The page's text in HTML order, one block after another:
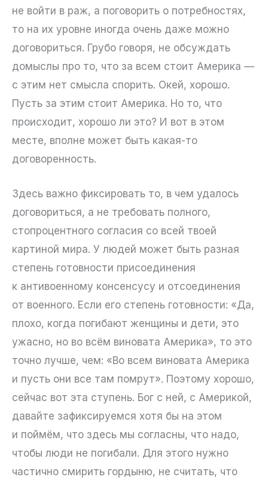
не войти в раж, а поговорить о потребностях,
то на их уровне иногда очень даже можно
договориться. Грубо говоря, не обсуждать
домыслы про то, что за всем стоит Америка —
с этим нет смысла спорить. Окей, хорошо.
Пусть за этим стоит Америка. Но то, что
происходит, хорошо ли это? И вот в этом
месте, вполне может быть какая-то
договоренность.
Здесь важно фиксировать то, в чем удалось
договориться, а не требовать полного,
стопроцентного согласия со всей твоей
картиной мира. У людей может быть разная
степень готовности присоединения
к антивоенному консенсусу и отсоединения
от военного. Если его степень готовности: «Да,
плохо, когда погибают женщины и дети, это
ужасно, но во всём виновата Америка», то это
точно лучше, чем: «Во всем виновата Америка
и пусть они все там помрут». Поэтому хорошо,
сейчас вот эта ступень. Бог с ней, с Америкой,
давайте зафиксируемся хотя бы на этом
и поймём, что здесь мы согласны, что надо,
чтобы люди не погибали. Для этого нужно
частично смирить гордыню, не считать, что